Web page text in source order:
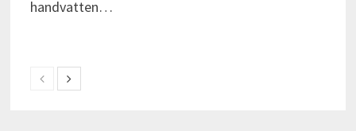
handvatten…